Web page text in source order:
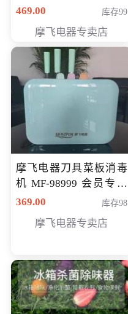
号MF-8888B 会员专享
469.00 库存99
摩飞电器专卖店
摩飞电器刀具菜板消毒
机 MF-98999 会员专享
价286元
369.00 库存98
摩飞电器专卖店